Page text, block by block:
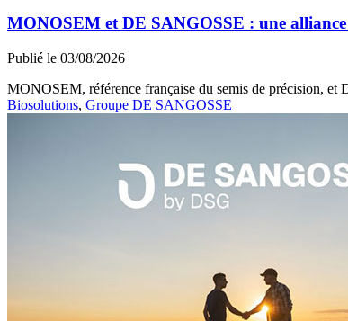
MONOSEM et DE SANGOSSE : une alliance
Publié le 03/08/2026
MONOSEM, référence française du semis de précision, et
Biosolutions, Groupe DE SANGOSSE